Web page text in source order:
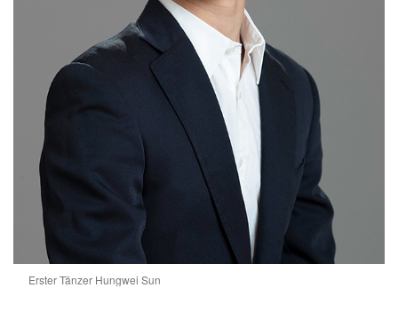
Erster Tänzer Hungwei Sun